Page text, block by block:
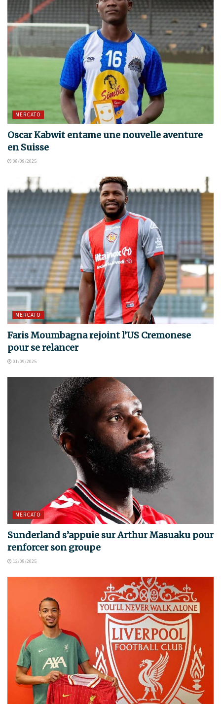
MERCATO
Oscar Kabwit entame une nouvelle aventure
en Suisse
08/09/2025
MERCATO
Faris Moumbagna rejoint l’US Cremonese
pour se relancer
01/09/2025
MERCATO
Sunderland s’appuie sur Arthur Masuaku pour
renforcer son groupe
12/08/2025